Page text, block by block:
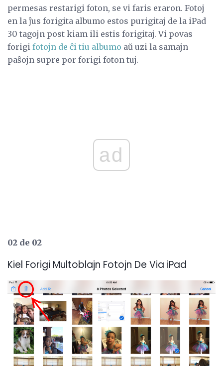
permesas restarigi foton, se vi faris eraron. Fotoj
en la ĵus forigita albumo estos purigitaj de la iPad
30 tagojn post kiam ili estis forigitaj. Vi povas
forigi fotojn de ĉi tiu albumo aŭ uzi la samajn
paŝojn supre por forigi foton tuj.
ad
02 de 02
Kiel Forigi Multoblajn Fotojn De Via iPad